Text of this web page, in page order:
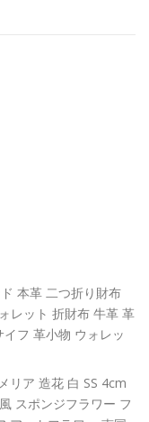
本革 二つ折り財布
レット 折財布 牛革 革
フ 革小物 ウォレッ
リア 造花 白 SS 4cm
スポンジフラワー フ